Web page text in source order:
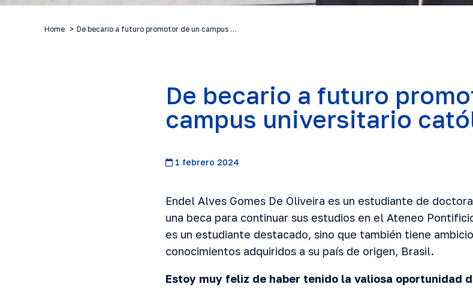
Home De becario a futuro promotor de un campus …
De becario a futuro
campus universitario
1 febrero 2024
Endel Alves Gomes De Oliveira es un estudiante de
una beca para continuar sus estudios en el Ateneo
es un estudiante destacado, sino que también tiene
conocimientos adquiridos a su país de origen, Brasil.
Estoy muy feliz de haber tenido la valiosa oportunidad